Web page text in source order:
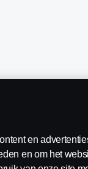
en
en om het